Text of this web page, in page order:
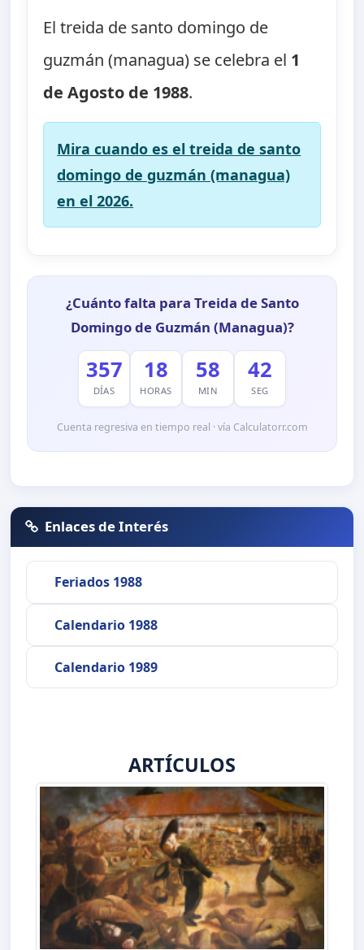
El treida de santo domingo de
guzmán (managua) se celebra el 1
de Agosto de 1988.
Mira cuando es el treida de santo
domingo de guzmán (managua)
en el 2026.
¿Cuánto falta para Treida de Santo
Domingo de Guzmán (Managua)?
357
DÍAS
18
HORAS
58
MIN
41
SEG
Cuenta regresiva en tiempo real · vía Calculatorr.com
Enlaces de Interés
Feriados 1988
Calendario 1988
Calendario 1989
ARTÍCULOS